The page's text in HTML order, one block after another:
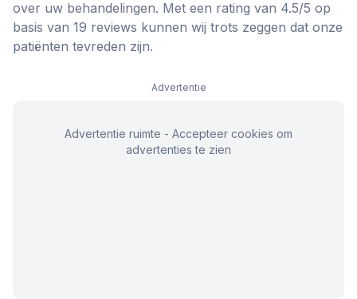
over uw behandelingen. Met een rating van 4.5/5 op
basis van 19 reviews kunnen wij trots zeggen dat onze
patiënten tevreden zijn.
Advertentie
Advertentie ruimte - Accepteer cookies om
advertenties te zien